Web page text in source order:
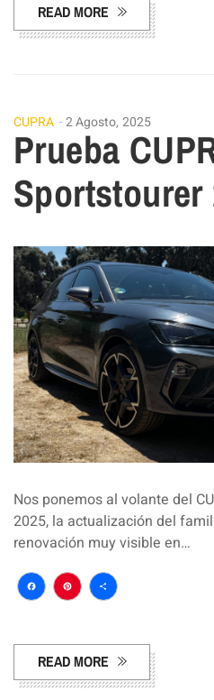
READ MORE
CUPRA 2 Agosto, 2025
Prueba
Sportstourer
Nos ponemos al volante del
2025, la actualización del
renovación muy visible en…
Facebook
Pinterest
Compartir
READ MORE